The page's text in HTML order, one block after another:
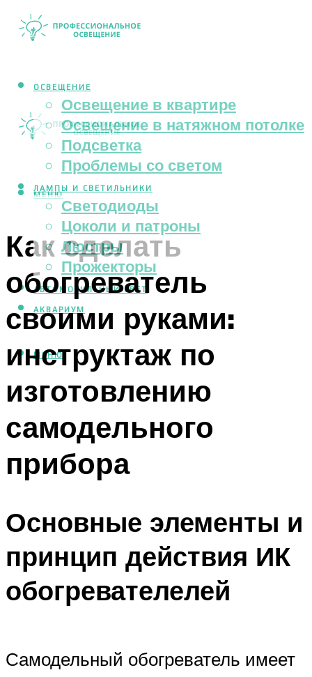
ОСВЕЩЕНИЕ
Освещение в квартире
Освещение в натяжном потолке
Подсветка
Проблемы со светом
ЛАМПЫ И СВЕТИЛЬНИКИ
Светодиоды
Цоколи и патроны
Люстры
Прожекторы
АВТОМОБИЛЬНЫЙ СВЕТ
АКВАРИУМ
МЕНЮ
МЕНЮ
Как сделать
обогреватель
своими руками:
инструктаж по
изготовлению
самодельного
прибора
Основные элементы и
принцип действия ИК
обогревателелей
Самодельный обогреватель имеет